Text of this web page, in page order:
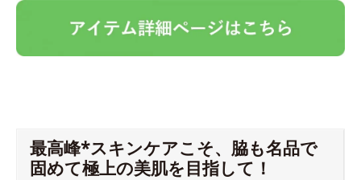
最高峰*スキンケアこそ、脇も名品で
固めて極上の美肌を目指して！